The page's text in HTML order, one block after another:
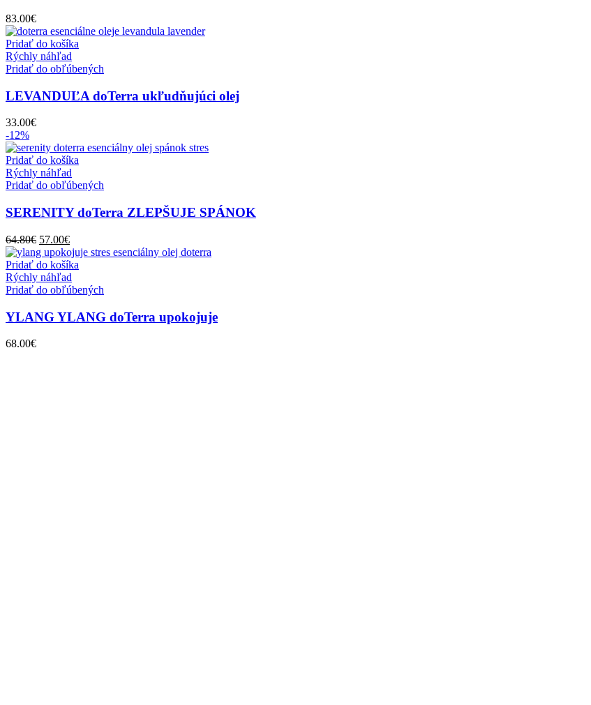
83.00€
Pridať do košíka
Rýchly náhľad
Pridať do obľúbených
LEVANDUĽA doTerra ukľudňujúci olej
33.00€
-12%
Pridať do košíka
Rýchly náhľad
Pridať do obľúbených
SERENITY doTerra ZLEPŠUJE SPÁNOK
64.80€ Pôvodná
cena
bola:
64.80€.
57.00€Aktuálna
cena
je:
57.00€.
Pridať do košíka
Rýchly náhľad
Pridať do obľúbených
YLANG YLANG doTerra upokojuje
68.00€